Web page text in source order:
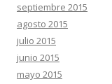
septiembre 2015
agosto 2015
julio 2015
junio 2015
mayo 2015